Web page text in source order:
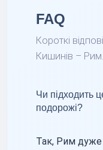
FAQ
Короткі
Кишинів – Рим.
Чи підходить
подорожі?
Так, Рим